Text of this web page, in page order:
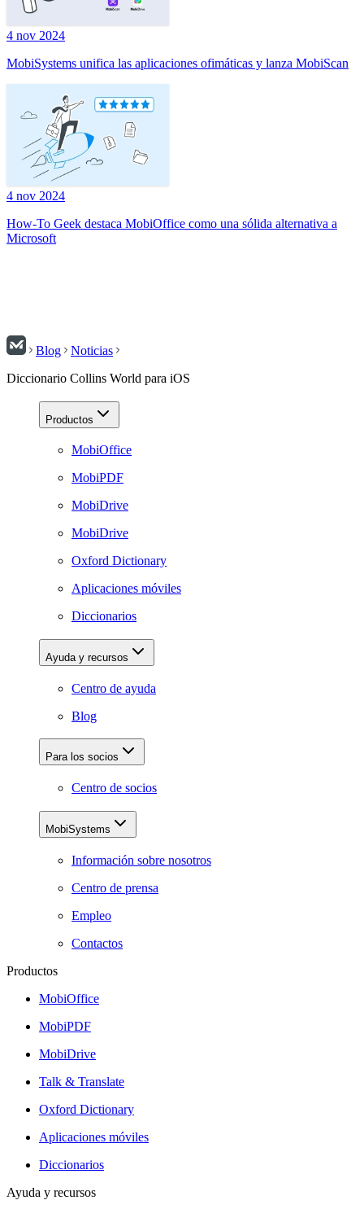
4 nov 2024
MobiSystems unifica las aplicaciones ofimáticas y lanza MobiScan
4 nov 2024
How-To Geek destaca MobiOffice como una sólida alternativa a
Microsoft
Blog
Noticias
Diccionario Collins World para iOS
Productos
MobiOffice
MobiPDF
MobiDrive
MobiDrive
Oxford Dictionary
Aplicaciones móviles
Diccionarios
Ayuda y recursos
Centro de ayuda
Blog
Para los socios
Centro de socios
MobiSystems
Información sobre nosotros
Centro de prensa
Empleo
Contactos
Productos
MobiOffice
MobiPDF
MobiDrive
Talk & Translate
Oxford Dictionary
Aplicaciones móviles
Diccionarios
Ayuda y recursos